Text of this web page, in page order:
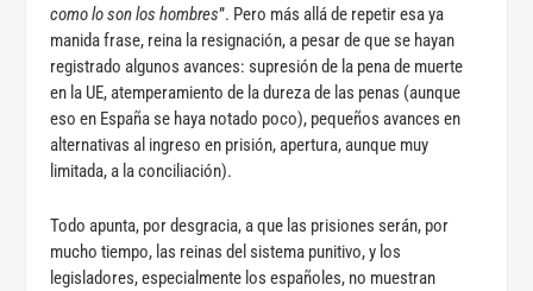
como lo son los hombres”. Pero más allá de repetir esa ya
manida frase, reina la resignación, a pesar de que se hayan
registrado algunos avances: supresión de la pena de muerte
en la UE, atemperamiento de la dureza de las penas (aunque
eso en España se haya notado poco), pequeños avances en
alternativas al ingreso en prisión, apertura, aunque muy
limitada, a la conciliación).
Todo apunta, por desgracia, a que las prisiones serán, por
mucho tiempo, las reinas del sistema punitivo, y los
legisladores, especialmente los españoles, no muestran